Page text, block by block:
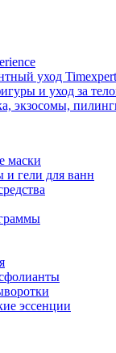
уход
и уход за
экзосомы,
маски
и гели для ванн
эссенции